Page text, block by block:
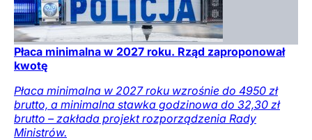
Płaca minimalna w 2027 roku. Rząd zaproponował
kwotę
Płaca minimalna w 2027 roku wzrośnie do 4950 zł
brutto, a minimalna stawka godzinowa do 32,30 zł
brutto – zakłada projekt rozporządzenia Rady
Ministrów.